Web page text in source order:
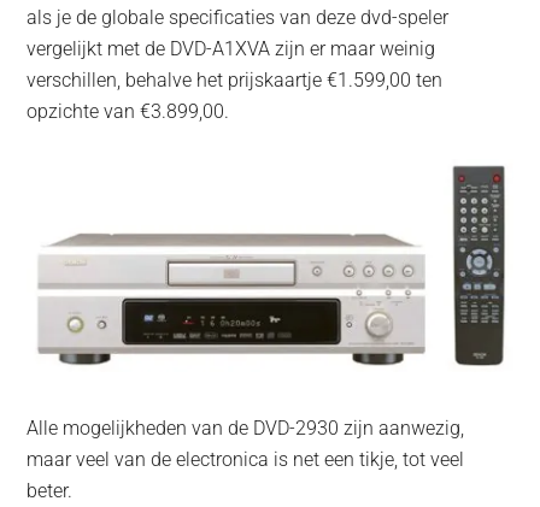
als je de globale specificaties van deze dvd-speler
vergelijkt met de DVD-A1XVA zijn er maar weinig
verschillen, behalve het prijskaartje €1.599,00 ten
opzichte van €3.899,00.
Alle mogelijkheden van de DVD-2930 zijn aanwezig,
maar veel van de electronica is net een tikje, tot veel
beter.